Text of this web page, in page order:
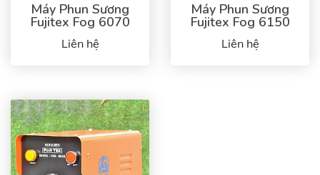
Máy Phun Sương
Fujitex Fog 6070
Liên hệ
Máy Phun Sương
Fujitex Fog 6150
Liên hệ